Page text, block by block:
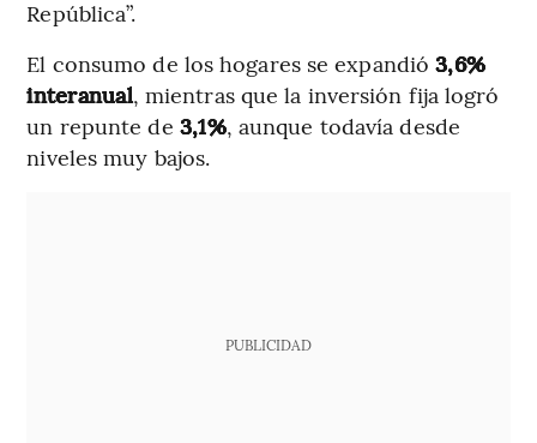
República”.
El consumo de los hogares se expandió3,6%
interanual, mientras que la inversión fija logró
un repunte de 3,1%, aunque todavía desde
niveles muy bajos.
PUBLICIDAD